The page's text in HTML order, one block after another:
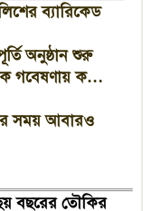
ব্যারিকেড
অনুষ্ঠান শুরু
গবেষণায় ক…
সময় আবারও
বছরের তৌকির